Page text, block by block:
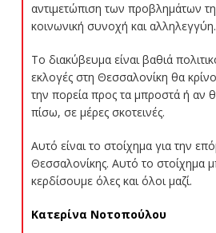
αντιμετώπιση των προβλημάτων
κοινωνική συνοχή και αλληλεγγύη.
Το διακύβευμα είναι βαθιά
εκλογές στη Θεσσαλονίκη θα
την πορεία προς τα μπροστά ή αν
πίσω, σε μέρες σκοτεινές.
Αυτό είναι το στοίχημα για την
Θεσσαλονίκης. Αυτό το στοίχημα
κερδίσουμε όλες και όλοι μαζί.
Κατερίνα Νοτοπούλου